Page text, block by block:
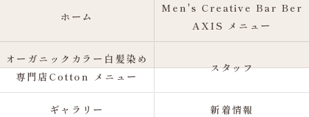
ホーム
Men's Creative Bar Ber
AXIS メニュー
オーガニックカラー白髪染め
専門店Cotton メニュー
スタッフ
ギャラリー 新着情報